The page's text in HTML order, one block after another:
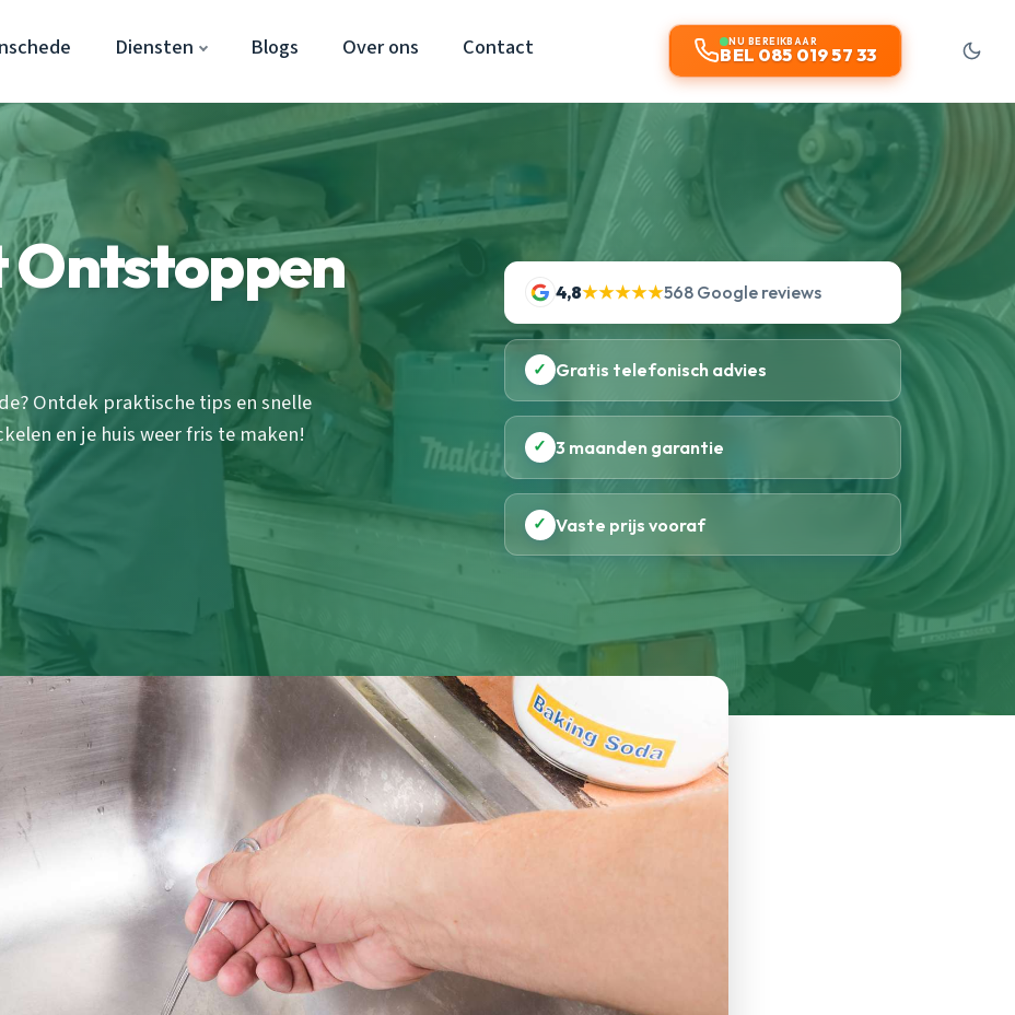
Diensten Blogs Over ons Contact NU BEREIKBAAR
BEL 085 019 57 33
Ontstoppen
Ontdek praktische tips en snelle
en je huis weer fris te maken!
4,8★★★★★568 Google reviews
✓ Gratis telefonisch advies
✓ 3 maanden garantie
✓ Vaste prijs vooraf